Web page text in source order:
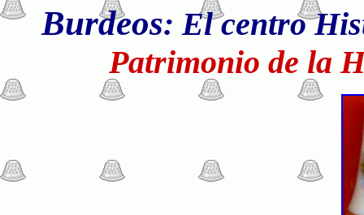
Burdeos: El centro
Patrimonio de la